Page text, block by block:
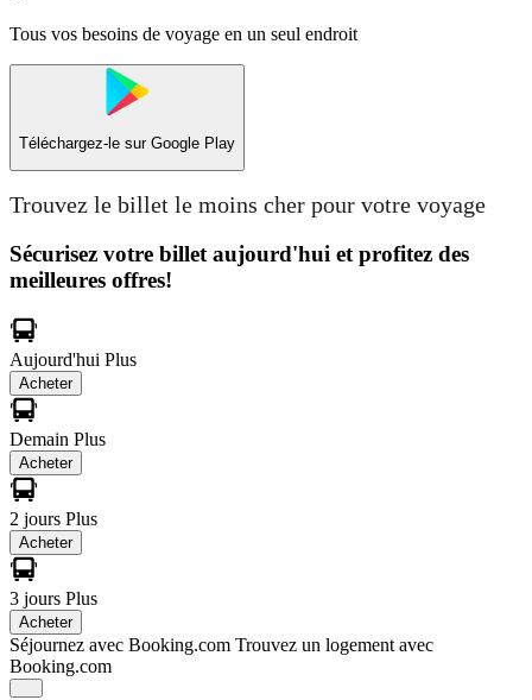
Tous vos besoins de voyage en un seul endroit
Téléchargez-le sur Google Play
Trouvez le billet le moins cher pour votre voyage
Sécurisez votre billet aujourd'hui et profitez des
meilleures offres!
Aujourd'hui Plus
Acheter
Demain Plus
Acheter
2 jours Plus
Acheter
3 jours Plus
Acheter
Séjournez avec Booking.com Trouvez un logement avec
Booking.com